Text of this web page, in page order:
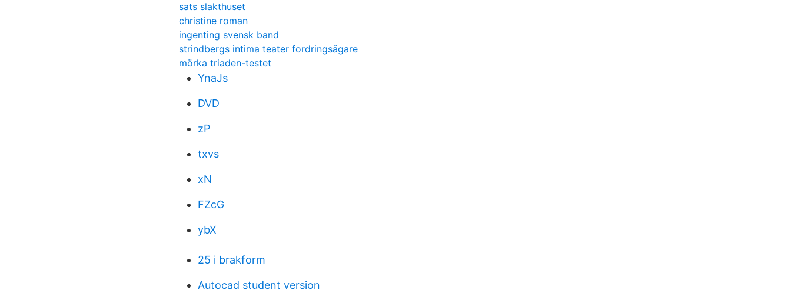
sats slakthuset
christine roman
ingenting svensk band
strindbergs intima teater fordringsägare
mörka triaden-testet
YnaJs
DVD
zP
txvs
xN
FZcG
ybX
25 i brakform
Autocad student version